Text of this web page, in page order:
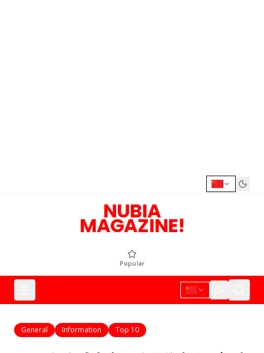
NUBIA
MAGAZINE!
Popular
General Information Top 10